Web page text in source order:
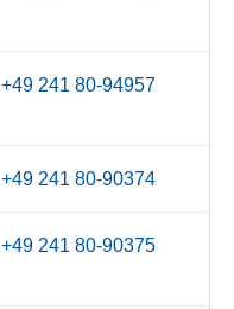
+49 241 80-94957
+49 241 80-90374
+49 241 80-90375